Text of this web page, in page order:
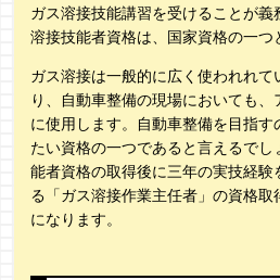
ガス溶接技能講習を受けることが義
溶接技能者資格は、国家資格の一つ
ガス溶接は一般的に広く使われれて
り、自動車整備の現場においても
に使用します。自動車整備を目指す
たい資格の一つであると言えるで
能者資格の取得後に三年の実技経験
る「ガス溶接作業主任者」の資格取
になります。